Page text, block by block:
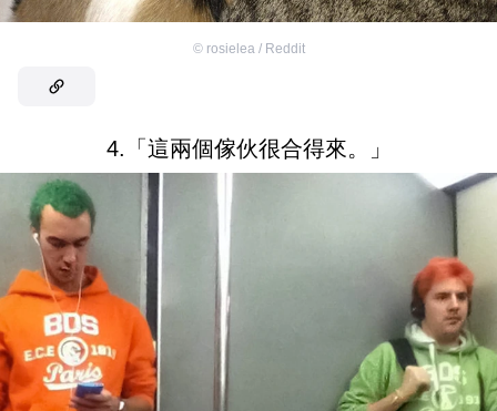
© rosielea / Reddit
4.「這兩個傢伙很合得來。」